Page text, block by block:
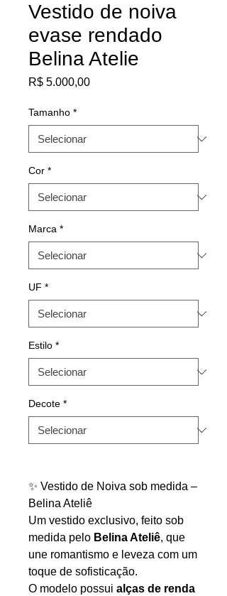
Vestido de noiva
evase rendado
Belina Atelie
R$ 5.000,00Preço
Tamanho *
Cor *
Marca *
UF *
Estilo *
Decote *
✨ Vestido de Noiva sob medida –
Belina Ateliê
Um vestido exclusivo, feito sob
medida pelo Belina Ateliê, que
une romantismo e leveza com um
toque de sofisticação.
O modelo possui alças de renda